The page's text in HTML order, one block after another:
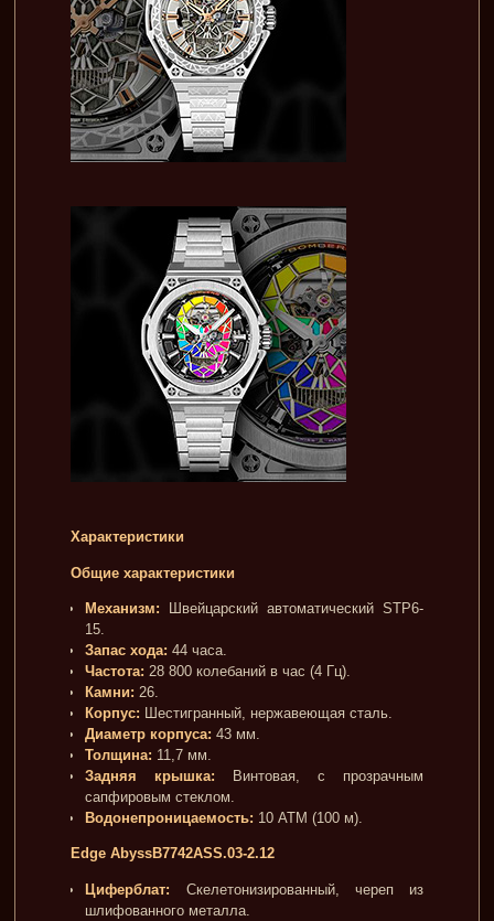
Характеристики
Общие характеристики
Механизм: Швейцарский автоматический STP6-
15.
Запас хода: 44 часа.
Частота: 28 800 колебаний в час (4 Гц).
Камни: 26.
Корпус: Шестигранный, нержавеющая сталь.
Диаметр корпуса: 43 мм.
Толщина: 11,7 мм.
Задняя крышка: Винтовая, с прозрачным
сапфировым стеклом.
Водонепроницаемость: 10 ATM (100 м).
Edge AbyssB7742ASS.03-2.12
Циферблат: Скелетонизированный, череп из
шлифованного металла.